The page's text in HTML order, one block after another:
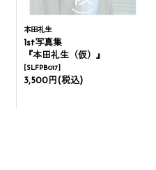
本田礼生
1st写真集
『本田礼生（仮）』
[SLFPB017]
3,500円 (税込)